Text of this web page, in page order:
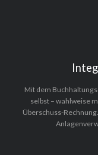
Mit dem
selbst – wahlweise
Überschuss-